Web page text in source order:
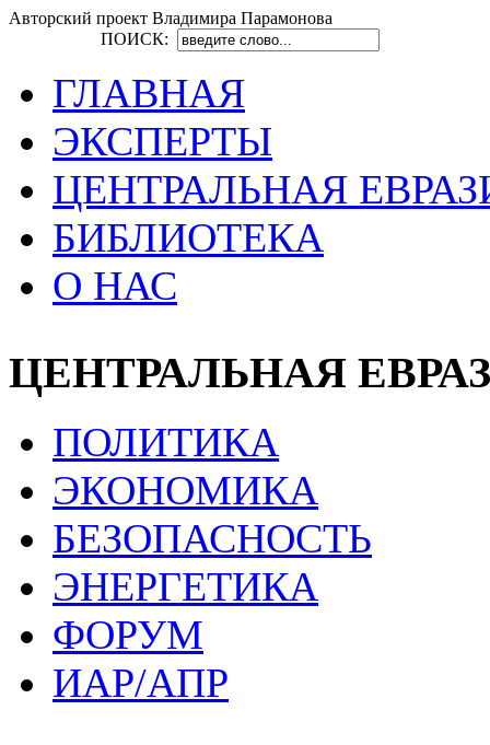
Авторский проект Владимира Парамонова
ПОИСК:
ГЛАВНАЯ
ЭКСПЕРТЫ
ЦЕНТРАЛЬНАЯ
БИБЛИОТЕКА
О НАС
ЦЕНТРАЛЬНАЯ
ПОЛИТИКА
ЭКОНОМИКА
БЕЗОПАСНОСТЬ
ЭНЕРГЕТИКА
ФОРУМ
ИАР/АПР